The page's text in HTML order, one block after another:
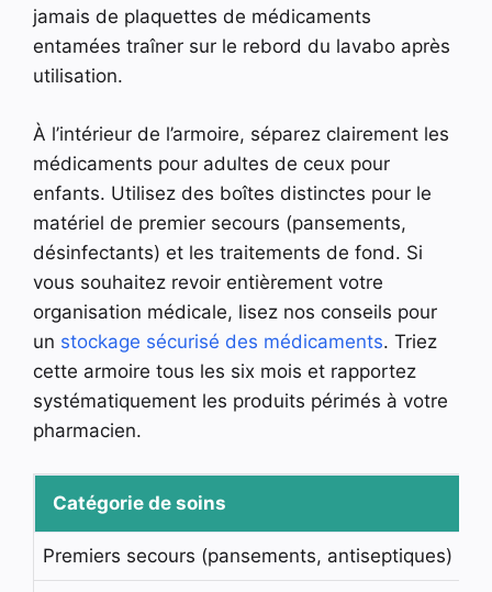
jamais de plaquettes de médicaments
entamées traîner sur le rebord du lavabo après
utilisation.
À l’intérieur de l’armoire, séparez clairement les
médicaments pour adultes de ceux pour
enfants. Utilisez des boîtes distinctes pour le
matériel de premier secours (pansements,
désinfectants) et les traitements de fond. Si
vous souhaitez revoir entièrement votre
organisation médicale, lisez nos conseils pour
un stockage sécurisé des médicaments. Triez
cette armoire tous les six mois et rapportez
systématiquement les produits périmés à votre
pharmacien.
Catégorie de soins
Premiers secours (pansements, antiseptiques)